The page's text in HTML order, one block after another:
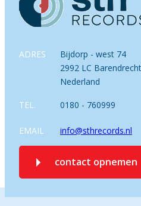
ADRES
Bijdorp - west 74
2992 LC Barendrecht
Nederland
TEL. 0180 - 760999
EMAIL info@sthrecords.nl
contact opnemen